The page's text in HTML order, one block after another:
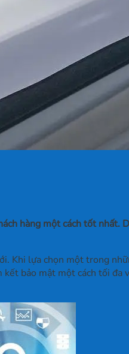
hàng một cách tốt
Khi lựa chọn một trong
bảo mật một cách tối đa